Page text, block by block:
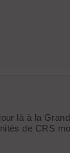
là à la
de CRS